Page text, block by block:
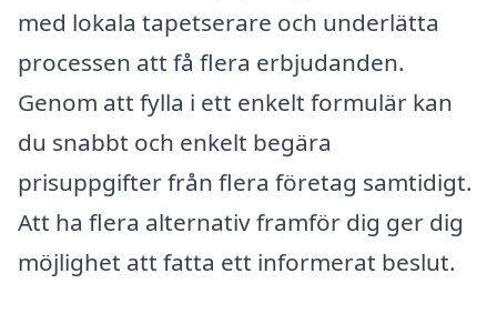
med lokala tapetserare och underlätta
processen att få flera erbjudanden.
Genom att fylla i ett enkelt formulär kan
du snabbt och enkelt begära
prisuppgifter från flera företag samtidigt.
Att ha flera alternativ framför dig ger dig
möjlighet att fatta ett informerat beslut.